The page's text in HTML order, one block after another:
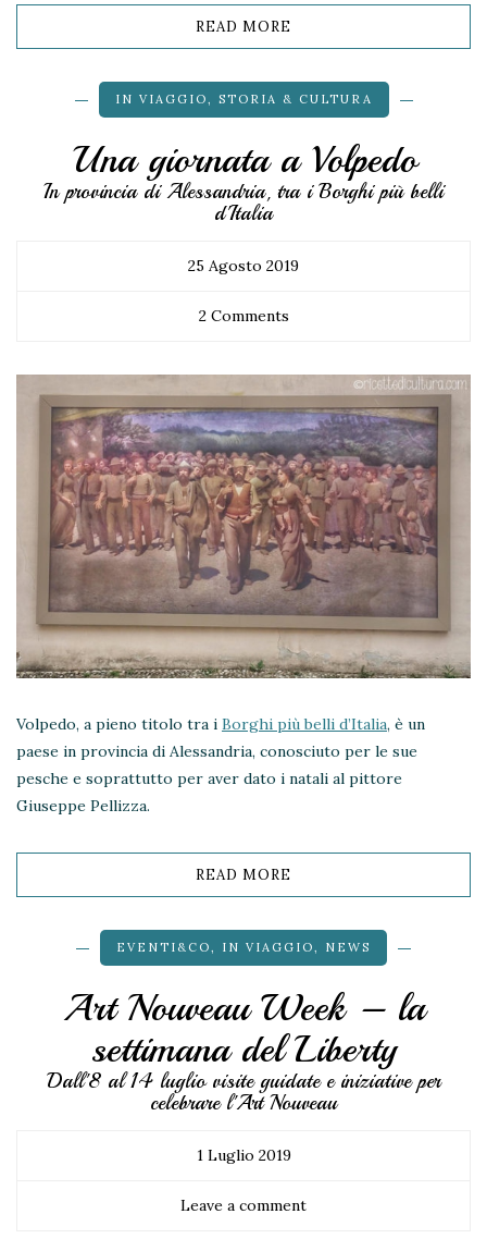
READ MORE
IN VIAGGIO, STORIA & CULTURA
Una giornata a Volpedo
In provincia di Alessandria, tra i Borghi più belli
d'Italia
25 Agosto 2019
2 Comments
Volpedo, a pieno titolo tra i Borghi più belli d’Italia, è un
paese in provincia di Alessandria, conosciuto per le sue
pesche e soprattutto per aver dato i natali al pittore
Giuseppe Pellizza.
READ MORE
EVENTI&CO, IN VIAGGIO, NEWS
Art Nouveau Week – la
settimana del Liberty
Dall'8 al 14 luglio visite guidate e iniziative per
celebrare l'Art Nouveau
1 Luglio 2019
Leave a comment